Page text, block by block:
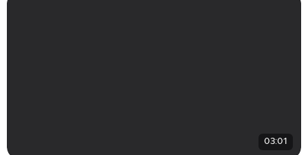
03:01